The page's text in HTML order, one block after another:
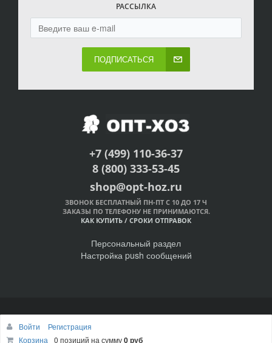
РАССЫЛКА
ПОДПИСАТЬСЯ
+7 (499) 110-36-37
8 (800) 333-53-45
shop@opt-hoz.ru
ЗВОНОК БЕСПЛАТНЫЙ ПН-ПТ С 10 ДО 17 Ч
ЗАКАЗЫ ПО ТЕЛЕФОНУ НЕ ПРИНИМАЮТСЯ.
КАК КУПИТЬ / СРОКИ ОТПРАВОК
Персональный раздел
Настройка push сообщений
© Интернет-магазин ОПТ-ХОЗ, 2011-2026
Войти
Регистрация
Корзина
0 позиций на сумму0 руб